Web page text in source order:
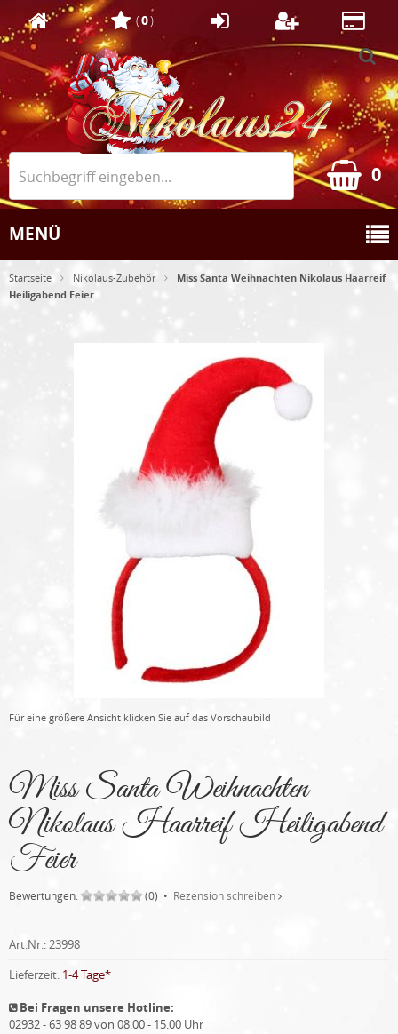
(0)
0
MENÜ
Startseite Nikolaus-Zubehör
Miss Santa Weihnachten Nikolaus Haarreif
Heiligabend Feier
Für eine größere Ansicht klicken Sie auf das Vorschaubild
Miss Santa Weihnachten
Nikolaus Haarreif Heiligabend
Feier
Bewertungen: (0) • Rezension schreiben
Art.Nr.:23998
Lieferzeit: 1-4 Tage*
Bei Fragen unsere Hotline:
02932 - 63 98 89 von 08.00 - 15.00 Uhr